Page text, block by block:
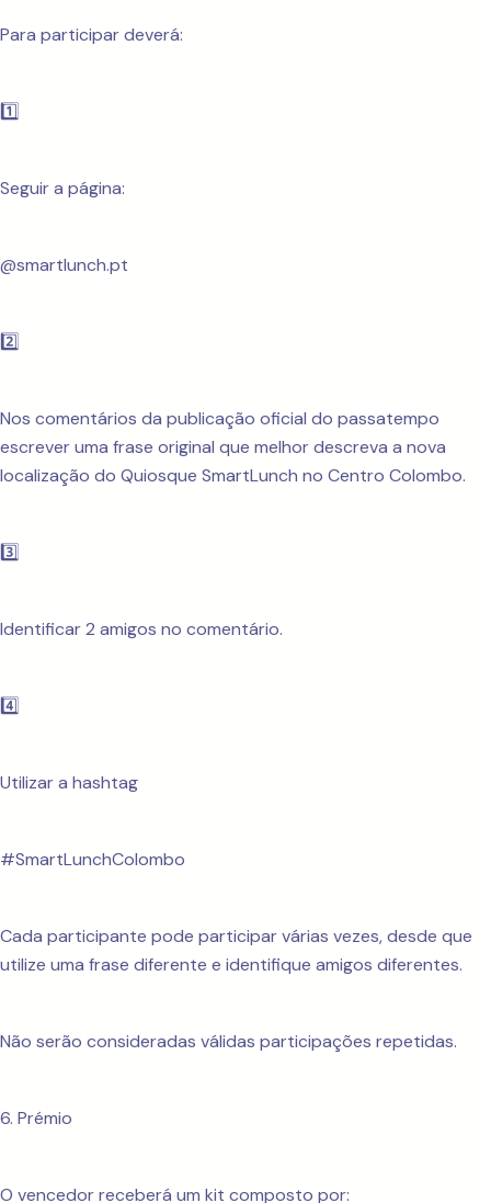
Para participar deverá:
1️⃣
Seguir a página:
@smartlunch.pt
2️⃣
Nos comentários da publicação oficial do passatempo
escrever uma frase original que melhor descreva a nova
localização do Quiosque SmartLunch no Centro Colombo.
3️⃣
Identificar 2 amigos no comentário.
4️⃣
Utilizar a hashtag
#SmartLunchColombo
Cada participante pode participar várias vezes, desde que
utilize uma frase diferente e identifique amigos diferentes.
Não serão consideradas válidas participações repetidas.
6. Prémio
O vencedor receberá um kit composto por: